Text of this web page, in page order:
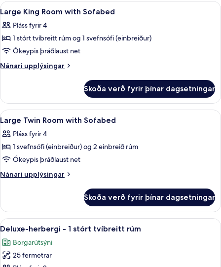
Skoða
allar
myndir
fyrir
Large
King
Sofabed
Dúnsængur, öryggishólf í herbergi,
13
Large King Room with Sofabed
Pláss fyrir 4
1 stórt tvíbreitt rúm og 1 svefnsófi (einbreiður)
Ókeypis þráðlaust net
Nánari upplýsingar
Nánari
King
Room
with
Sofabed
Skoða verð fyrir þínar dagsetningar
Skoða
allar
myndir
fyrir
Large
Twin
Sofabed
Dúnsængur, öryggishólf í herbergi,
9
Large Twin Room with Sofabed
Pláss fyrir 4
1 svefnsófi (einbreiður) og 2 einbreið rúm
Ókeypis þráðlaust net
Nánari upplýsingar
Nánari
Twin
Room
with
Skoða verð fyrir þínar dagsetningar
Skoða
allar
myndir
fyrir
Dúnsængur, öryggishólf í herbergi,
13
Deluxe-herbergi - 1 stórt tvíbreitt rúm
Borgarútsýni
25 fermetrar